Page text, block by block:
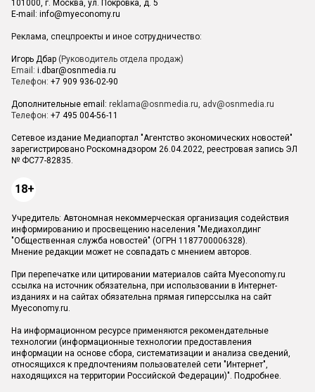
101000, г. Москва, ул. Покровка, д. 5
E-mail: info@myeconomy.ru
Реклама, спецпроекты и иное сотрудничество:
Игорь Дбар (Руководитель отдела продаж)
Email: i.dbar@osnmedia.ru
Телефон: +7 909 936-02-90
Дополнительные email: reklama@osnmedia.ru, adv@osnmedia.ru
Телефон: +7 495 004-56-11
Сетевое издание Медиапортал "Агентство экономических новостей"
зарегистрировано Роскомнадзором 26.04.2022, реестровая запись ЭЛ
№ ФС77-82835.
18+
Учредитель: Автономная некоммерческая организация содействия
информированию и просвещению населения "Медиахолдинг
"Общественная служба новостей" (ОГРН 1187700006328).
Мнение редакции может не совпадать с мнением авторов.
При перепечатке или цитировании материалов сайта Myeconomy.ru
ссылка на источник обязательна, при использовании в Интернет-
изданиях и на сайтах обязательна прямая гиперссылка на сайт
Myeconomy.ru.
На информационном ресурсе применяются рекомендательные
технологии (информационные технологии предоставления
информации на основе сбора, систематизации и анализа сведений,
относящихся к предпочтениям пользователей сети "Интернет",
находящихся на территории Российской Федерации)". Подробнее.